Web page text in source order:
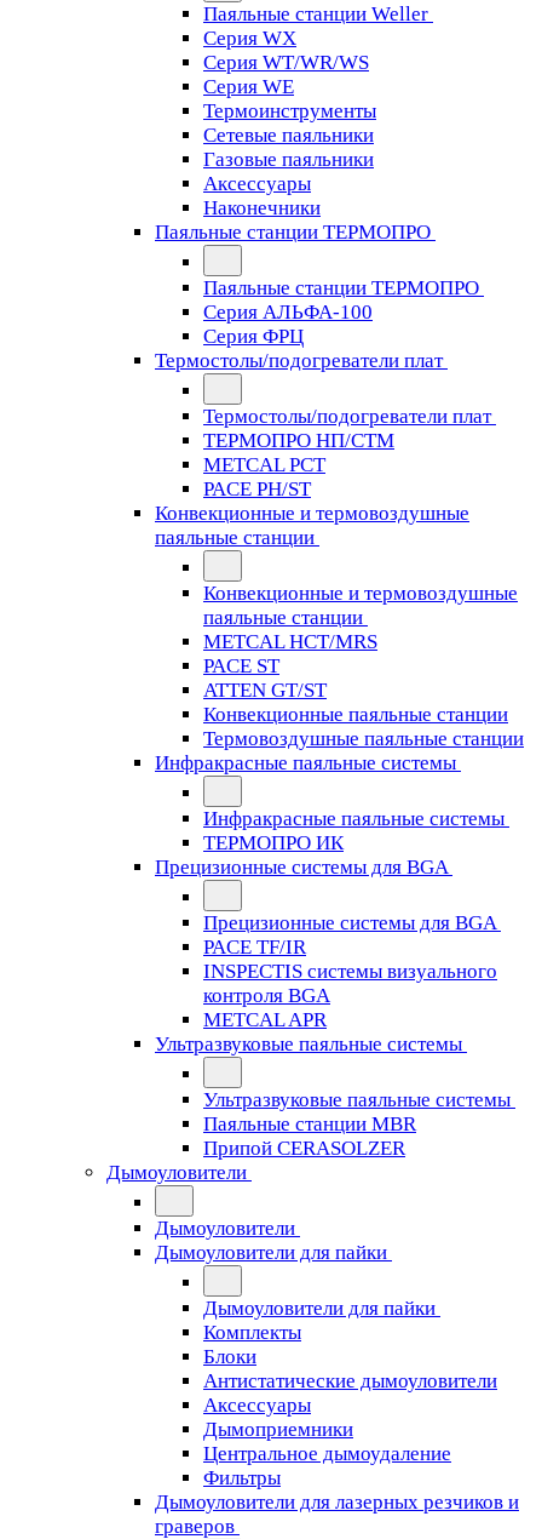
Паяльные станции Weller
Серия WX
Серия WT/WR/WS
Серия WE
Термоинструменты
Сетевые паяльники
Газовые паяльники
Аксессуары
Наконечники
Паяльные станции ТЕРМОПРО
Паяльные станции ТЕРМОПРО
Серия АЛЬФА-100
Серия ФРЦ
Термостолы/подогреватели плат
Термостолы/подогреватели плат
ТЕРМОПРО НП/СТМ
METCAL PCT
PACE PH/ST
Конвекционные и термовоздушные
паяльные станции
Конвекционные и термовоздушные
паяльные станции
METCAL HCT/MRS
PACE ST
ATTEN GT/ST
Конвекционные паяльные станции
Термовоздушные паяльные станции
Инфракрасные паяльные системы
Инфракрасные паяльные системы
ТЕРМОПРО ИК
Прецизионные системы для BGA
Прецизионные системы для BGA
PACE TF/IR
INSPECTIS системы визуального
контроля BGA
METCAL APR
Ультразвуковые паяльные системы
Ультразвуковые паяльные системы
Паяльные станции MBR
Припой CERASOLZER
Дымоуловители
Дымоуловители
Дымоуловители для пайки
Дымоуловители для пайки
Комплекты
Блоки
Антистатические дымоуловители
Аксессуары
Дымоприемники
Центральное дымоудаление
Фильтры
Дымоуловители для лазерных резчиков и
граверов